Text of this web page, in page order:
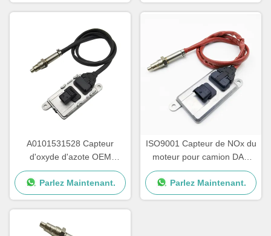
A0101531528 Capteur
d'oxyde d'azote OEM
NS1110 Mercedes Actros
Capteur de NOx
5WK97330A
Parlez Maintenant.
ISO9001 Capteur de NOx du
moteur pour camion DAF
2011649 1793379
5WK96628B 1697586
Parlez Maintenant.